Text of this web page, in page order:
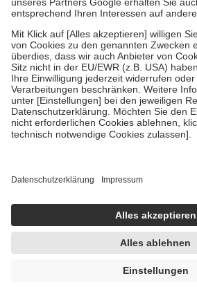
Um das Engagement der Versicherten für
stärken und die besondere Stellung der
fallenkeine Zuzahlungenan bei:
• Kindern und Jugendlichen bis zum
mit Ausnahme der Fahrkosten
• Untersuchungen zur Vorsorge und
GKV getragen werden
• empfohlenen Schutzimpfungen
• Harn- und Blutteststreifen
getroffen, um sicherzustellen, dass es sich
https://help.etrusted.com/hc/de/articles/
Einige Bilder und Inhalte wurden unter